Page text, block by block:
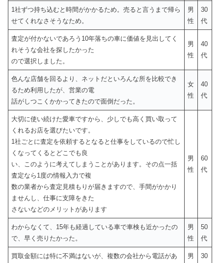
1社ずつ持ち込むと時間がかかるため。売ると言うまで帰ら
せてくれなさそうなため。
男
性
30
代
査定が付かないであろう10年落ちの車に価値を見出してく
れそうな会社を探したかった
ので選択しました。
男
性
40
代
色んな店舗を回るより、ネットだといろんな所を比較でき
るため利用したが、営業の電
話がしつこくかかってきたので面倒だった。
女
性
40
代
大切に使い続けた愛車ですから、少しでも高く買い取って
くれるお店を選びたいです。
1社ごとに査定を依頼するとなると仕事をしているので忙し
くなってくるとどこでも良
い、このように考えてしまうことがあります。その点一括
査定なら1度の情報入力で複
数の業者から査定見積もりが届きますので、手間がかかり
ませんし、仕事に支障をきた
さないなどのメリットがあります
男
性
60
代
わからなくて、15年も経過している車で車検も近かったの
で、早く売りたかった。
男
性
50
代
買取金額には特に不満はないが、複数の会社から電話があ
男
30